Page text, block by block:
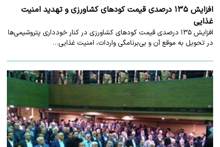
افزایش ۱۳۵ درصدی قیمت کودهای کشاورزی و تهدید امنیت
غذایی
افزایش ۱۳۵ درصدی قیمت کودهای کشاورزی در کنار خودداری پتروشیمی‌ها
در تحویل به موقع آن و بی‌برنامگی واردات، امنیت غذایی…